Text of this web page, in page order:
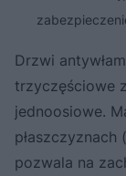
Drzwi
trzyczęściowe
jednoosiowe.
pozwala na